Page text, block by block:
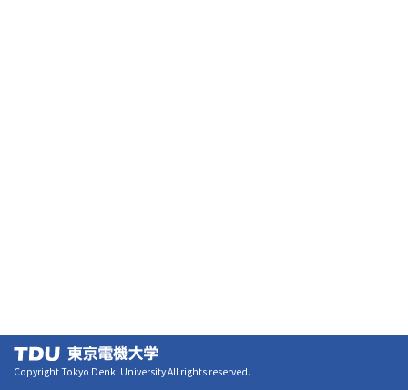
Copyright Tokyo Denki University All rights reserved.